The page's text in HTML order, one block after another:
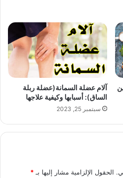
آلام عضلة السمانة(عضلة ربلة
الساق): أسبابها وكيفية علاجها
سبتمبر 25, 2023
الحقول الإلزامية مشار إليها بـ*